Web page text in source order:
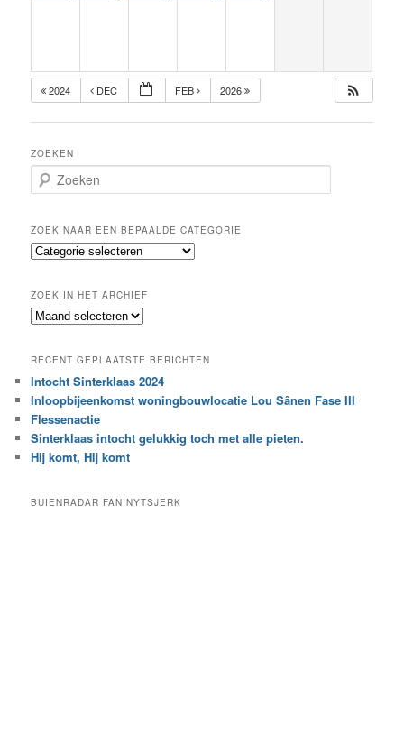
2024 DEC FEB 2026
ZOEKEN
o
k
e
n
ZOEK NAAR EEN BEPAALDE CATEGORIE
Z
k
n
a
e
e
n
b
e
a
ZOEK IN HET ARCHIEF
Z
k
i
n
h
e
t
c
RECENT GEPLAATSTE BERICHTEN
Intocht Sinterklaas 2024
Inloopbijeenkomst woningbouwlocatie Lou Sânen Fase III
Flessenactie
Sinterklaas intocht gelukkig toch met alle pieten.
Hij komt, Hij komt
BUIENRADAR FAN NYTSJERK